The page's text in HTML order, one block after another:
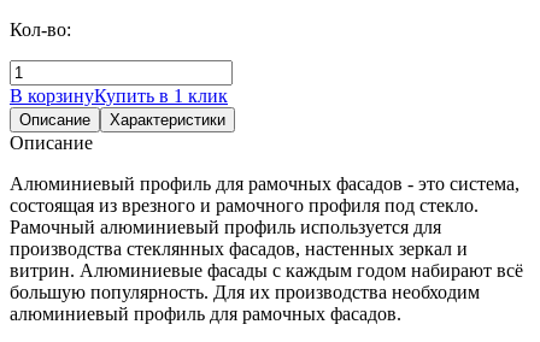
Кол-во:
В корзинуКупить в 1 клик
Описание Характеристики
Описание
Алюминиевый профиль для рамочных фасадов - это система,
состоящая из врезного и рамочного профиля под стекло.
Рамочный алюминиевый профиль используется для
производства стеклянных фасадов, настенных зеркал и
витрин. Алюминиевые фасады с каждым годом набирают всё
большую популярность. Для их производства необходим
алюминиевый профиль для рамочных фасадов.